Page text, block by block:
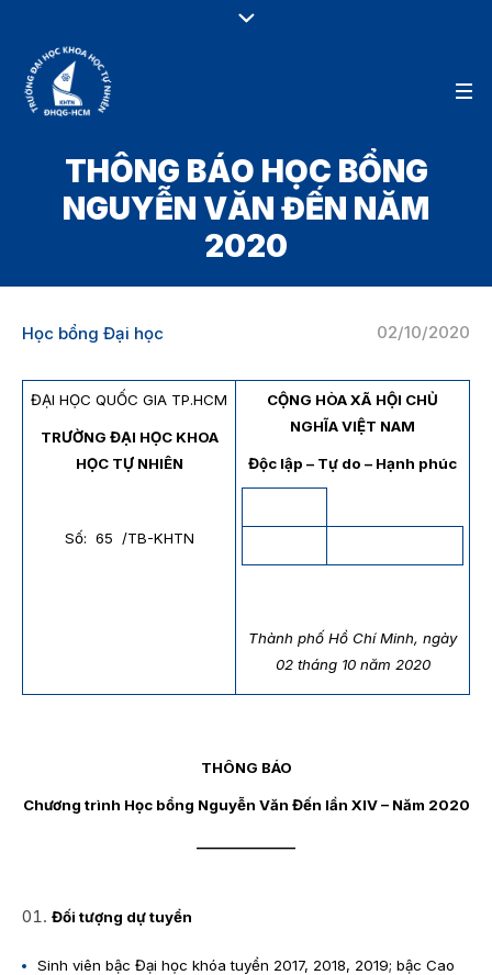
THÔNG BÁO HỌC BỔNG
NGUYỄN VĂN ĐẾN NĂM
2020
02/10/2020
Học bổng Đại học
ĐẠI HỌC QUỐC GIA TP.HCM
TRƯỜNG ĐẠI HỌC KHOA
HỌC TỰ NHIÊN
Số: 65 /TB-KHTN
CỘNG HÒA XÃ HỘI CHỦ
NGHĨA VIỆT NAM
Độc lập – Tự do – Hạnh phúc
Thành phố Hồ Chí Minh, ngày
02 tháng 10 năm 2020
THÔNG BÁO
Chương trình Học bổng Nguyễn Văn Đến lần XIV – Năm 2020
Đối tượng dự tuyển
Sinh viên bậc Đại học khóa tuyển 2017, 2018, 2019; bậc Cao